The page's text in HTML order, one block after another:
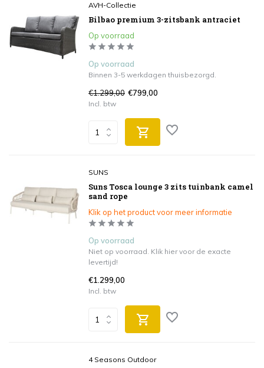
AVH-Collectie
Bilbao premium 3-zitsbank antraciet
Op voorraad
Op voorraad
Binnen 3-5 werkdagen thuisbezorgd.
€1.299,00 €799,00
Incl. btw
SUNS
Suns Tosca lounge 3 zits tuinbank camel
sand rope
Klik op het product voor meer informatie
Op voorraad
Niet op voorraad. Klik hier voor de exacte
levertijd!
€1.299,00
Incl. btw
4 Seasons Outdoor